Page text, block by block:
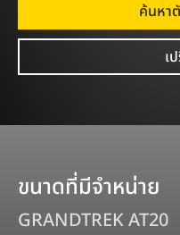
ค้นหา
เ
ขนาดที่มีจำหน่าย
GRANDTREK AT20